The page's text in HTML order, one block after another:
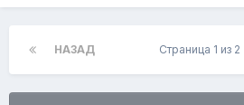
НАЗАД Страница 1 из 2